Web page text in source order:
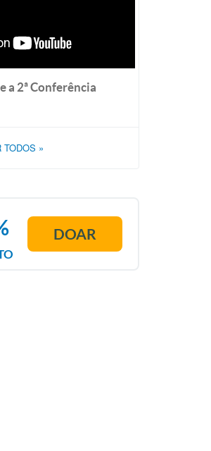
a 2ª Conferência
TODOS »
DOAR